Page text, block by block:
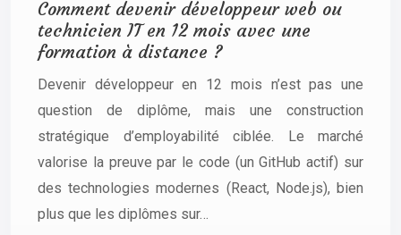
Comment devenir développeur web ou
technicien IT en 12 mois avec une
formation à distance ?
Devenir développeur en 12 mois n’est pas une
question de diplôme, mais une construction
stratégique d’employabilité ciblée. Le marché
valorise la preuve par le code (un GitHub actif) sur
des technologies modernes (React, Node.js), bien
plus que les diplômes sur…